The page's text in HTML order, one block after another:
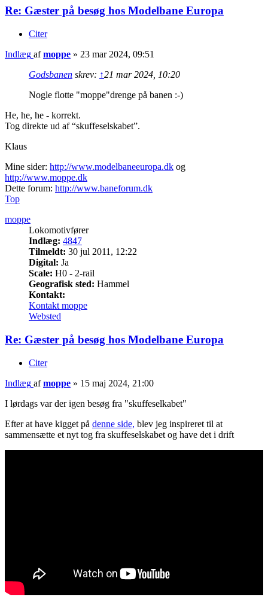
Re: Gæster på besøg hos Modelbane Europa
Citer
Indlæg afmoppe » 23 mar 2024, 09:51
Godsbanen skrev: ↑21 mar 2024, 10:20
Nogle flotte "moppe"drenge på banen :-)
He, he, he - korrekt.
Tog direkte ud af “skuffeselskabet”.
Klaus
Mine sider: http://www.modelbaneeuropa.dk og
http://www.moppe.dk
Dette forum: http://www.baneforum.dk
Top
moppe
Lokomotivfører
Indlæg: 4847
Tilmeldt: 30 jul 2011, 12:22
Digital: Ja
Scale: H0 - 2-rail
Geografisk sted: Hammel
Kontakt:
Kontakt moppe
Websted
Re: Gæster på besøg hos Modelbane Europa
Citer
Indlæg afmoppe » 15 maj 2024, 21:00
I lørdags var der igen besøg fra "skuffeselkabet"
Efter at have kigget på denne side, blev jeg inspireret til at
sammensætte et nyt tog fra skuffeselskabet og have det i drift